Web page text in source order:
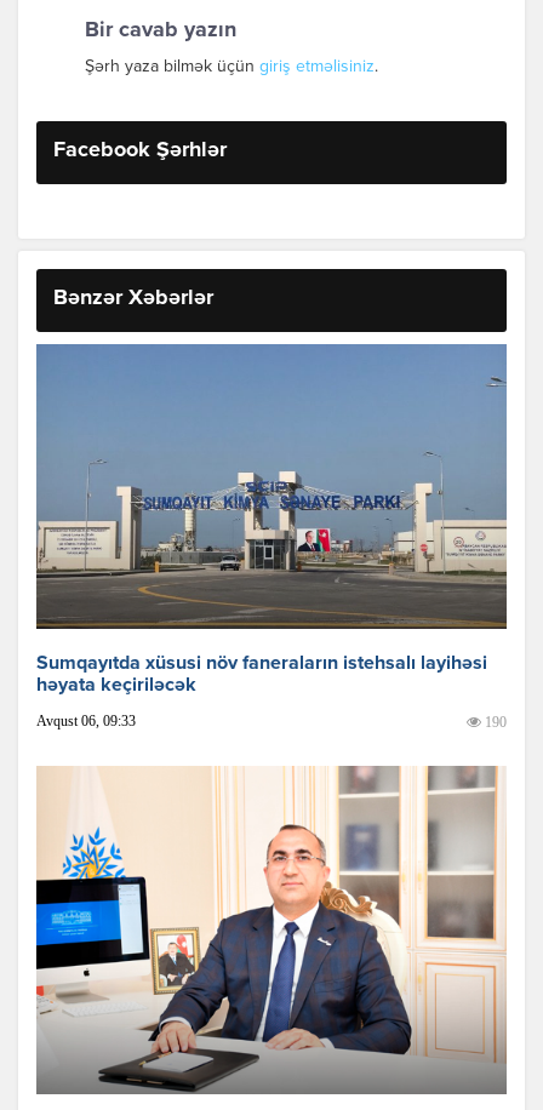
Bir cavab yazın
Şərh yaza bilmək üçün giriş etməlisiniz.
Facebook Şərhlər
Bənzər Xəbərlər
Sumqayıtda xüsusi növ faneraların istehsalı layihəsi
həyata keçiriləcək
Avqust 06, 09:33 190